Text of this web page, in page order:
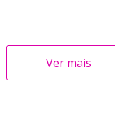
Ver mais